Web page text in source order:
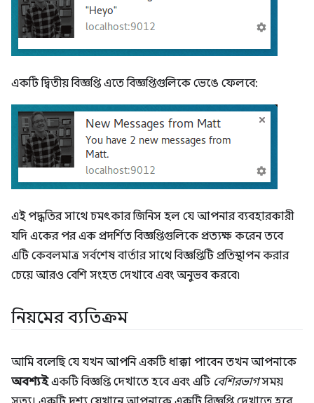
একটি দ্বিতীয় বিজ্ঞপ্তি এতে বিজ্ঞপ্তিগুলিকে ভেঙে ফেলবে:
এই পদ্ধতির সাথে চমৎকার জিনিস হল যে আপনার ব্যবহারকারী
যদি একের পর এক প্রদর্শিত বিজ্ঞপ্তিগুলিকে প্রত্যক্ষ করেন তবে
এটি কেবলমাত্র সর্বশেষ বার্তার সাথে বিজ্ঞপ্তিটি প্রতিস্থাপন করার
চেয়ে আরও বেশি সংহত দেখাবে এবং অনুভব করবে৷
নিয়মের ব্যতিক্রম
আমি বলেছি যে যখন আপনি একটি ধাক্কা পাবেন তখন আপনাকে
অবশ্যইএকটি বিজ্ঞপ্তি দেখাতে হবে এবং এটি বেশিরভাগসময়